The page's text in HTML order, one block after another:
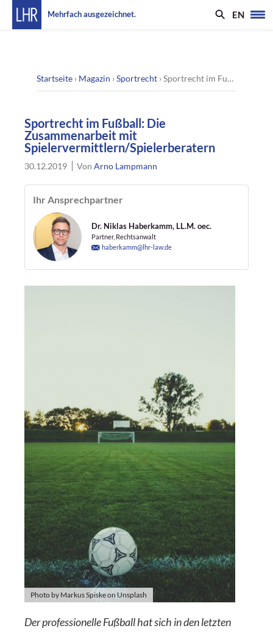
Mehrfach ausgezeichnet. EN
Startseite › Magazin ›Sportrecht ›Sportrecht im Fußball: Die Zusammenarbeit mit Spielervermittlern/Spielerberatern
Sportrecht im Fußball: Die
Zusammenarbeit mit
Spielervermittlern/Spielerberatern
30.12.2019 VonArno Lampmann
Ihr Ansprechpartner
Dr. Niklas Haberkamm, LL.M. oec.
Partner, Rechtsanwalt
haberkamm@lhr-law.de
Photo by Markus Spiske on Unsplash
Der professionelle Fußball hat sich in den letzten